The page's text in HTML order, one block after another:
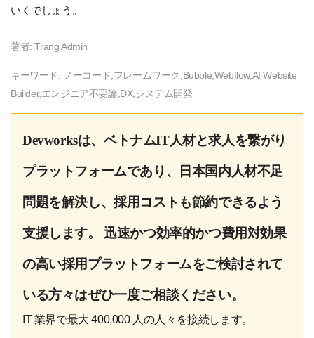
いくでしょう。
著者:Trang Admin
キーワード: ノーコード,フレームワーク,Bubble,Webflow,AI Website
Builder,エンジニア不要論,DX,システム開発
Devworksは、ベトナムIT人材と求人を繋がり
プラットフォームであり、日本国内人材不足
問題を解決し、採用コストも節約できるよう
支援します。 迅速かつ効率的かつ費用対効果
の高い採用プラットフォームをご検討されて
いる方々はぜひ一度ご相談ください。
IT 業界で最大 400,000 人の人々を接続します。